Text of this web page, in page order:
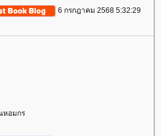
6 กรกฎาคม 2568 5:32:29
หอมกร